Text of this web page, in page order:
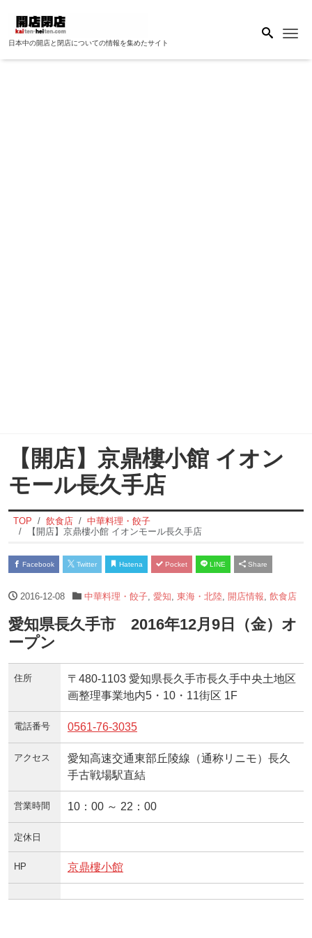
日本中の開店と閉店についての情報を集めたサイト
【開店】京鼎樓小館 イオン
モール長久手店
TOP 飲食店
中華料理・餃子
【開店】京鼎樓小館 イオンモール長久手店
Facebook Twitter Hatena Pocket LINE Share
2016-12-08 中華料理・餃子, 愛知 東海・北陸, 開店情報 飲食店
愛知県長久手市 2016年12月9日（金）オ
ープン
住所
〒480-1103 愛知県長久手市長久手中央土地区
画整理事業地内5・10・11街区 1F
電話番号 0561-76-3035
アクセス
愛知高速交通東部丘陵線（通称リニモ）長久
手古戦場駅直結
営業時間 10：00 ～ 22：00
定休日
HP 京鼎樓小館